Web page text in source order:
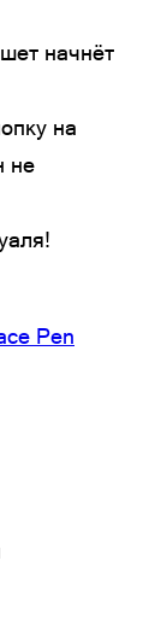
начнёт
на
не
Pen